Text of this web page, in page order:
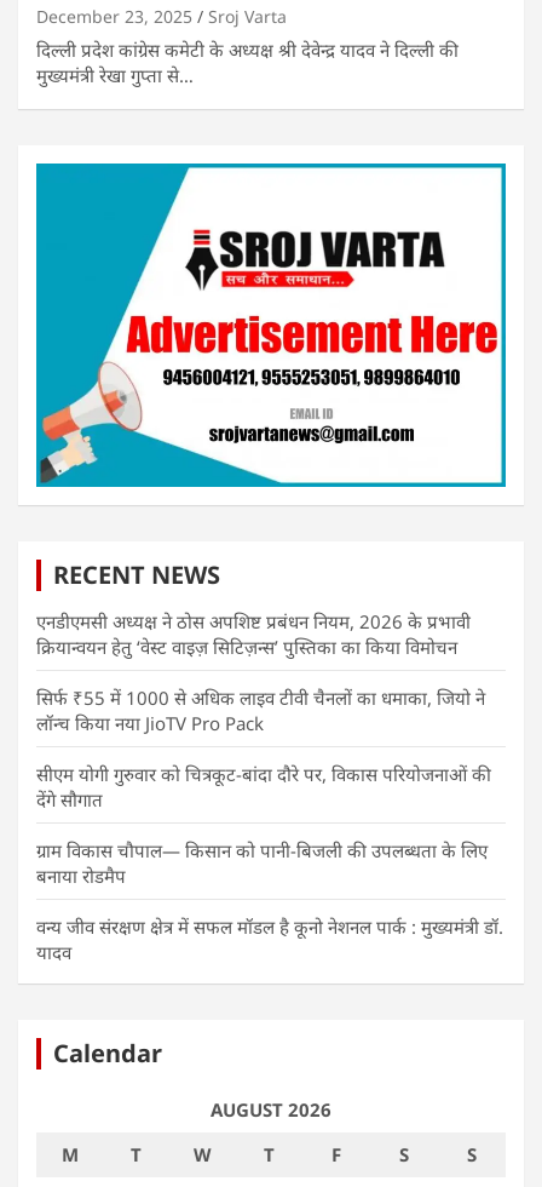
December 23, 2025 Sroj Varta
दिल्ली प्रदेश कांग्रेस कमेटी के अध्यक्ष श्री देवेन्द्र यादव ने दिल्ली की
मुख्यमंत्री रेखा गुप्ता से…
RECENT NEWS
एनडीएमसी अध्यक्ष ने ठोस अपशिष्ट प्रबंधन नियम, 2026 के प्रभावी
क्रियान्वयन हेतु ‘वेस्ट वाइज़ सिटिज़न्स’ पुस्तिका का किया विमोचन
सिर्फ ₹55 में 1000 से अधिक लाइव टीवी चैनलों का धमाका, जियो ने
लॉन्च किया नया JioTV Pro Pack
सीएम योगी गुरुवार को चित्रकूट-बांदा दौरे पर, विकास परियोजनाओं की
देंगे सौगात
ग्राम विकास चौपाल— किसान को पानी-बिजली की उपलब्धता के लिए
बनाया रोडमैप
वन्य जीव संरक्षण क्षेत्र में सफल मॉडल है कूनो नेशनल पार्क : मुख्यमंत्री डॉ.
यादव
Calendar
AUGUST 2026
M
T W T F S
S